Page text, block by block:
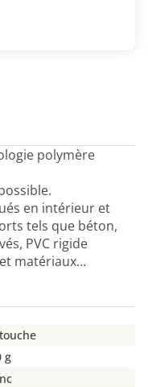
polymère
en intérieur et
tels que béton,
PVC rigide
et matériaux…
g